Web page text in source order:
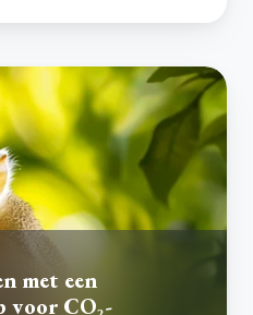
met een
voor CO₂-